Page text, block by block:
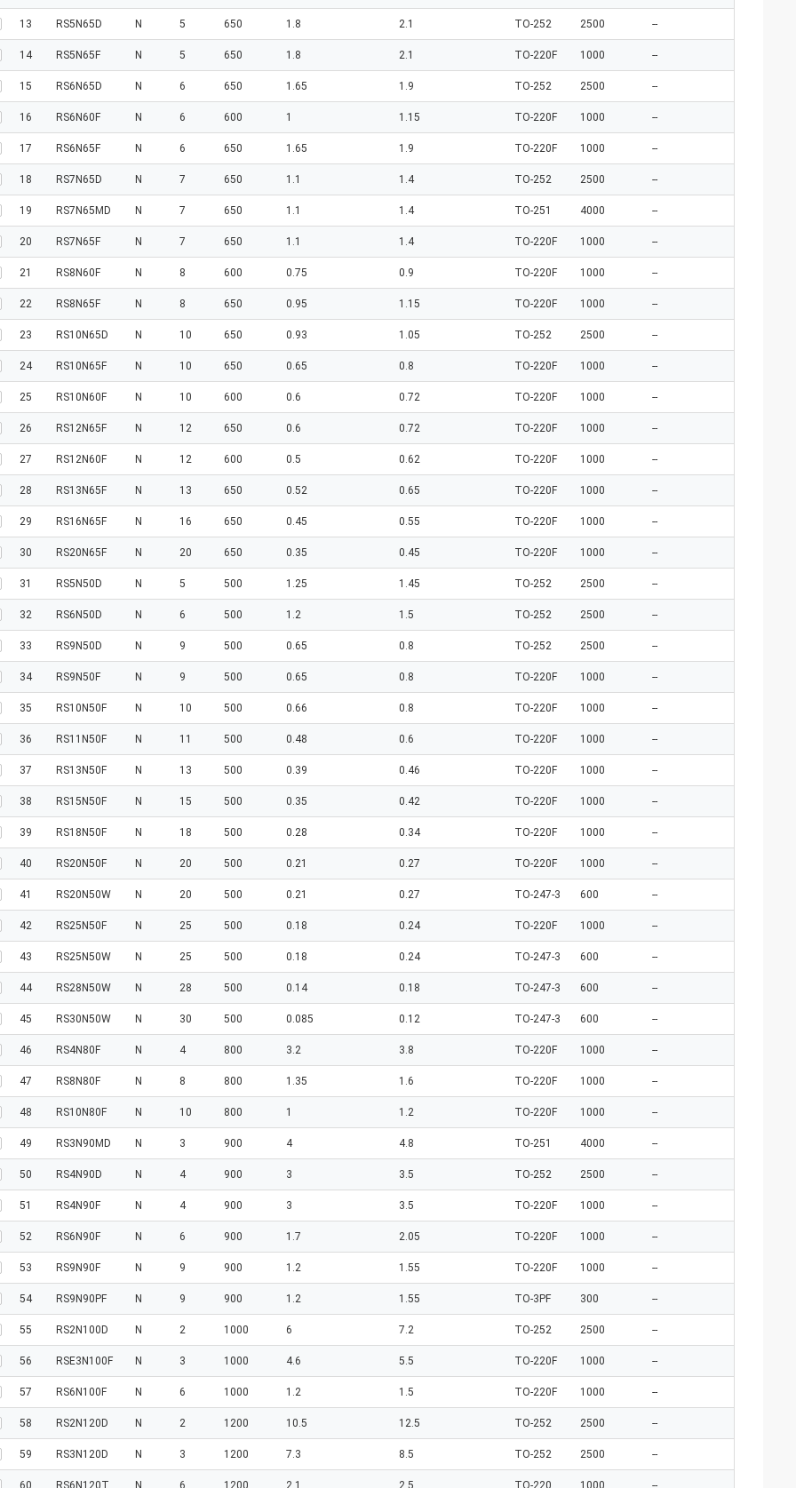
13 RS5N65D N 5 650 1.8 2.1 TO-252 2500 --
14 RS5N65F N 5 650 1.8 2.1 TO-220F 1000 --
15 RS6N65D N 6 650 1.65 1.9 TO-252 2500 --
16 RS6N60F N 6 600 1 1.15 TO-220F 1000 --
17 RS6N65F N 6 650 1.65 1.9 TO-220F 1000 --
18 RS7N65D N 7 650 1.1 1.4 TO-252 2500 --
19 RS7N65MD N 7 650 1.1 1.4 TO-251 4000 --
20 RS7N65F N 7 650 1.1 1.4 TO-220F 1000 --
21 RS8N60F N 8 600 0.75 0.9 TO-220F 1000 --
22 RS8N65F N 8 650 0.95 1.15 TO-220F 1000 --
23 RS10N65D N 10 650 0.93 1.05 TO-252 2500 --
24 RS10N65F N 10 650 0.65 0.8 TO-220F 1000 --
25 RS10N60F N 10 600 0.6 0.72 TO-220F 1000 --
26 RS12N65F N 12 650 0.6 0.72 TO-220F 1000 --
27 RS12N60F N 12 600 0.5 0.62 TO-220F 1000 --
28 RS13N65F N 13 650 0.52 0.65 TO-220F 1000 --
29 RS16N65F N 16 650 0.45 0.55 TO-220F 1000 --
30 RS20N65F N 20 650 0.35 0.45 TO-220F 1000 --
31 RS5N50D N 5 500 1.25 1.45 TO-252 2500 --
32 RS6N50D N 6 500 1.2 1.5 TO-252 2500 --
33 RS9N50D N 9 500 0.65 0.8 TO-252 2500 --
34 RS9N50F N 9 500 0.65 0.8 TO-220F 1000 --
35 RS10N50F N 10 500 0.66 0.8 TO-220F 1000 --
36 RS11N50F N 11 500 0.48 0.6 TO-220F 1000 --
37 RS13N50F N 13 500 0.39 0.46 TO-220F 1000 --
38 RS15N50F N 15 500 0.35 0.42 TO-220F 1000 --
39 RS18N50F N 18 500 0.28 0.34 TO-220F 1000 --
40 RS20N50F N 20 500 0.21 0.27 TO-220F 1000 --
41 RS20N50W N 20 500 0.21 0.27 TO-247-3 600 --
42 RS25N50F N 25 500 0.18 0.24 TO-220F 1000 --
43 RS25N50W N 25 500 0.18 0.24 TO-247-3 600 --
44 RS28N50W N 28 500 0.14 0.18 TO-247-3 600 --
45 RS30N50W N 30 500 0.085 0.12 TO-247-3 600 --
46 RS4N80F N 4 800 3.2 3.8 TO-220F 1000 --
47 RS8N80F N 8 800 1.35 1.6 TO-220F 1000 --
48 RS10N80F N 10 800 1 1.2 TO-220F 1000 --
49 RS3N90MD N 3 900 4 4.8 TO-251 4000 --
50 RS4N90D N 4 900 3 3.5 TO-252 2500 --
51 RS4N90F N 4 900 3 3.5 TO-220F 1000 --
52 RS6N90F N 6 900 1.7 2.05 TO-220F 1000 --
53 RS9N90F N 9 900 1.2 1.55 TO-220F 1000 --
54 RS9N90PF N 9 900 1.2 1.55 TO-3PF 300 --
55 RS2N100D N 2 1000 6 7.2 TO-252 2500 --
56 RSE3N100F N 3 1000 4.6 5.5 TO-220F 1000 --
57 RS6N100F N 6 1000 1.2 1.5 TO-220F 1000 --
58 RS2N120D N 2 1200 10.5 12.5 TO-252 2500 --
59 RS3N120D N 3 1200 7.3 8.5 TO-252 2500 --
60 RS6N120T N 6 1200 2.1 2.5 TO-220 1000 --